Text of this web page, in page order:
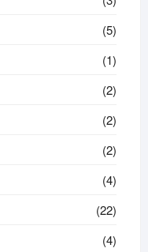
(5)
(1)
(2)
(2)
(2)
(4)
(22)
(4)